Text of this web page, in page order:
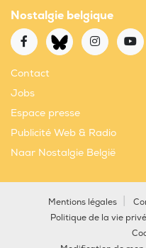
Nostalgie belgique
Contact
Jobs
Espace presse
Publicité Web & Radio
Naar Nostalgie België
Mentions légales
Politique de la vie